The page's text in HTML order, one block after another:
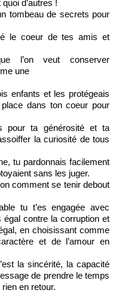
d’autres !
tombeau de secrets pour
le coeur de tes amis et
l’on veut conserver
une
enfants et les protégeais
dans ton coeur pour
pour ta générosité et ta
la curiosité de tous
tu pardonnais facilement
sans les juger.
comment se tenir debout
tu t’es engagée avec
contre la corruption et
en choisissant comme
et de l’amour en
la sincérité, la capacité
de prendre le temps
en retour.